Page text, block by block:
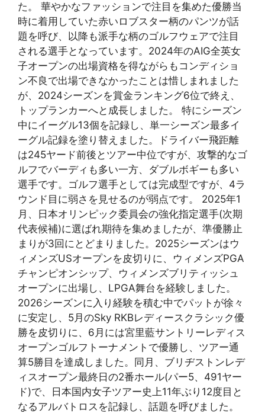
た。 華やかなファッションで注目を集めた優勝当
時に着用していた赤いロブスター柄のパンツが話
題を呼び、以降も派手な柄のゴルフウェアで注目
される選手となっています。2024年のAIG全英女
子オープンの出場資格を得ながらもコンディショ
ン不良で出場できなかったことは惜しまれました
が、2024シーズンを賞金ランキング6位で終え、
トップランカーへと成長しました。 特にシーズン
中にイーグル13個を記録し、単一シーズン最多イ
ーグル記録を塗り替えました。ドライバー飛距離
は245ヤード前後とツアー中位ですが、攻撃的なゴ
ルフでバーディも多い一方、ダブルボギーも多い
選手です。ゴルフ選手としては完成型ですが、4ラ
ウンド目に弱さを見せるのが弱点です。 2025年1
月、日本オリンピック委員会の強化指定選手(次期
代表候補)に選ばれ期待を集めましたが、準優勝止
まりが3回にとどまりました。2025シーズンはウ
ィメンズUSオープンを皮切りに、ウィメンズPGA
チャンピオンシップ、ウィメンズブリティッシュ
オープンに出場し、LPGA舞台を経験しました。
2026シーズンに入り経験を積む中でパットが徐々
に安定し、5月のSky RKBレディースクラシック優
勝を皮切りに、6月には宮里藍サントリーレディス
オープンゴルフトーナメントで優勝し、ツアー通
算5勝目を達成しました。同月、ブリヂストンレデ
ィスオープン最終日の2番ホール(パー5、491ヤー
ド)で、日本国内女子ツアー史上11年ぶり12度目と
なるアルバトロスを記録し、話題を呼びました。